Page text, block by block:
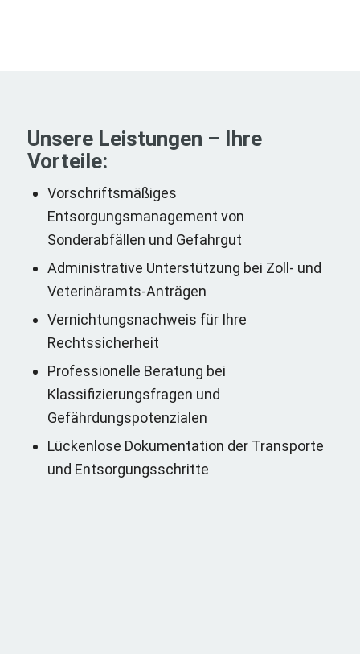
Unsere Leistungen – Ihre
Vorteile:
Vorschriftsmäßiges
Entsorgungsmanagement von
Sonderabfällen und Gefahrgut
Administrative Unterstützung bei Zoll- und
Veterinäramts-Anträgen
Vernichtungsnachweis für Ihre
Rechtssicherheit
Professionelle Beratung bei
Klassifizierungsfragen und
Gefährdungspotenzialen
Lückenlose Dokumentation der Transporte
und Entsorgungsschritte